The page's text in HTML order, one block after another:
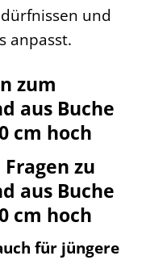
und
anpasst.
zum
aus Buche
cm hoch
zu
aus Buche
cm hoch
für jüngere